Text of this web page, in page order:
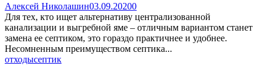
Алексей Николашин03.09.20200
Для тех, кто ищет альтернативу централизованной
канализации и выгребной яме – отличным вариантом станет
замена ее септиком, это гораздо практичнее и удобнее.
Несомненным преимуществом септика...
отходысептик